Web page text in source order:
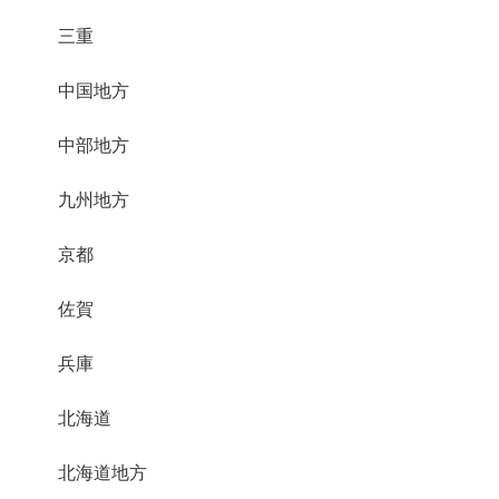
三重
中国地方
中部地方
九州地方
京都
佐賀
兵庫
北海道
北海道地方